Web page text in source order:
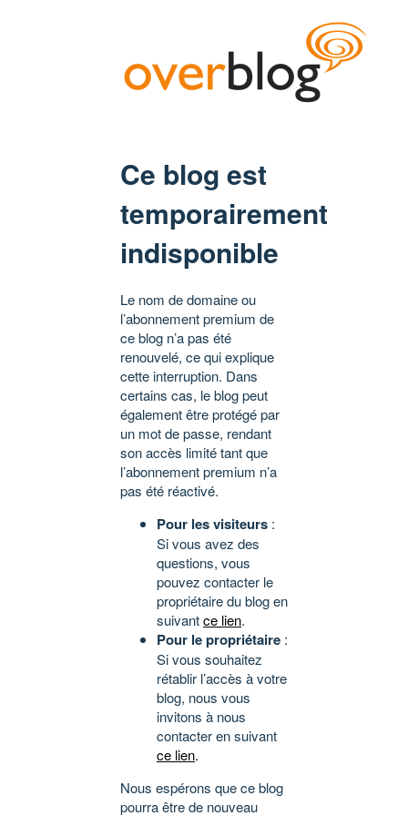
Ce blog est
temporairement
indisponible
Le nom de domaine ou
l’abonnement premium de
ce blog n’a pas été
renouvelé, ce qui explique
cette interruption. Dans
certains cas, le blog peut
également être protégé par
un mot de passe, rendant
son accès limité tant que
l’abonnement premium n’a
pas été réactivé.
Pour les visiteurs :
Si vous avez des
questions, vous
pouvez contacter le
propriétaire du blog en
suivantce lien.
Pour le propriétaire :
Si vous souhaitez
rétablir l’accès à votre
blog, nous vous
invitons à nous
contacter en suivant
ce lien.
Nous espérons que ce blog
pourra être de nouveau